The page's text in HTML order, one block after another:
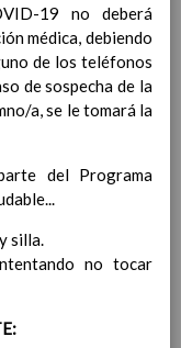
del rendimiento
pedagÃ³gica
de los contenidos
en valores y otras
Ciclo)
las inteligencias
19 no deberá
médica, debiendo
de los teléfonos
de sospecha de la
a, se le tomará la
del Programa
silla.
no tocar